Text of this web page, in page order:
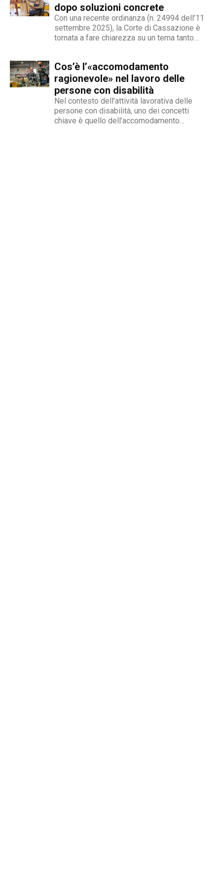
ma...
dopo soluzioni concrete
Con una recente ordinanza (n. 24994 dell’11
settembre 2025), la Corte di Cassazione è
tornata a fare chiarezza su un tema tanto
che, a causa di una sopraggiunta disabilità,
non è più...
Cos’è l’«accomodamento
ragionevole» nel lavoro delle
persone con disabilità
Nel contesto dell’attività lavorativa delle
persone con disabilità, uno dei concetti
chiave è quello dell’accomodamento